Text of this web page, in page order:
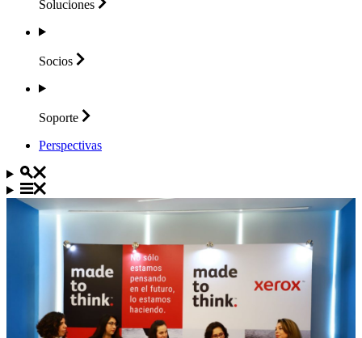
Soluciones
Socios
Soporte
Perspectivas